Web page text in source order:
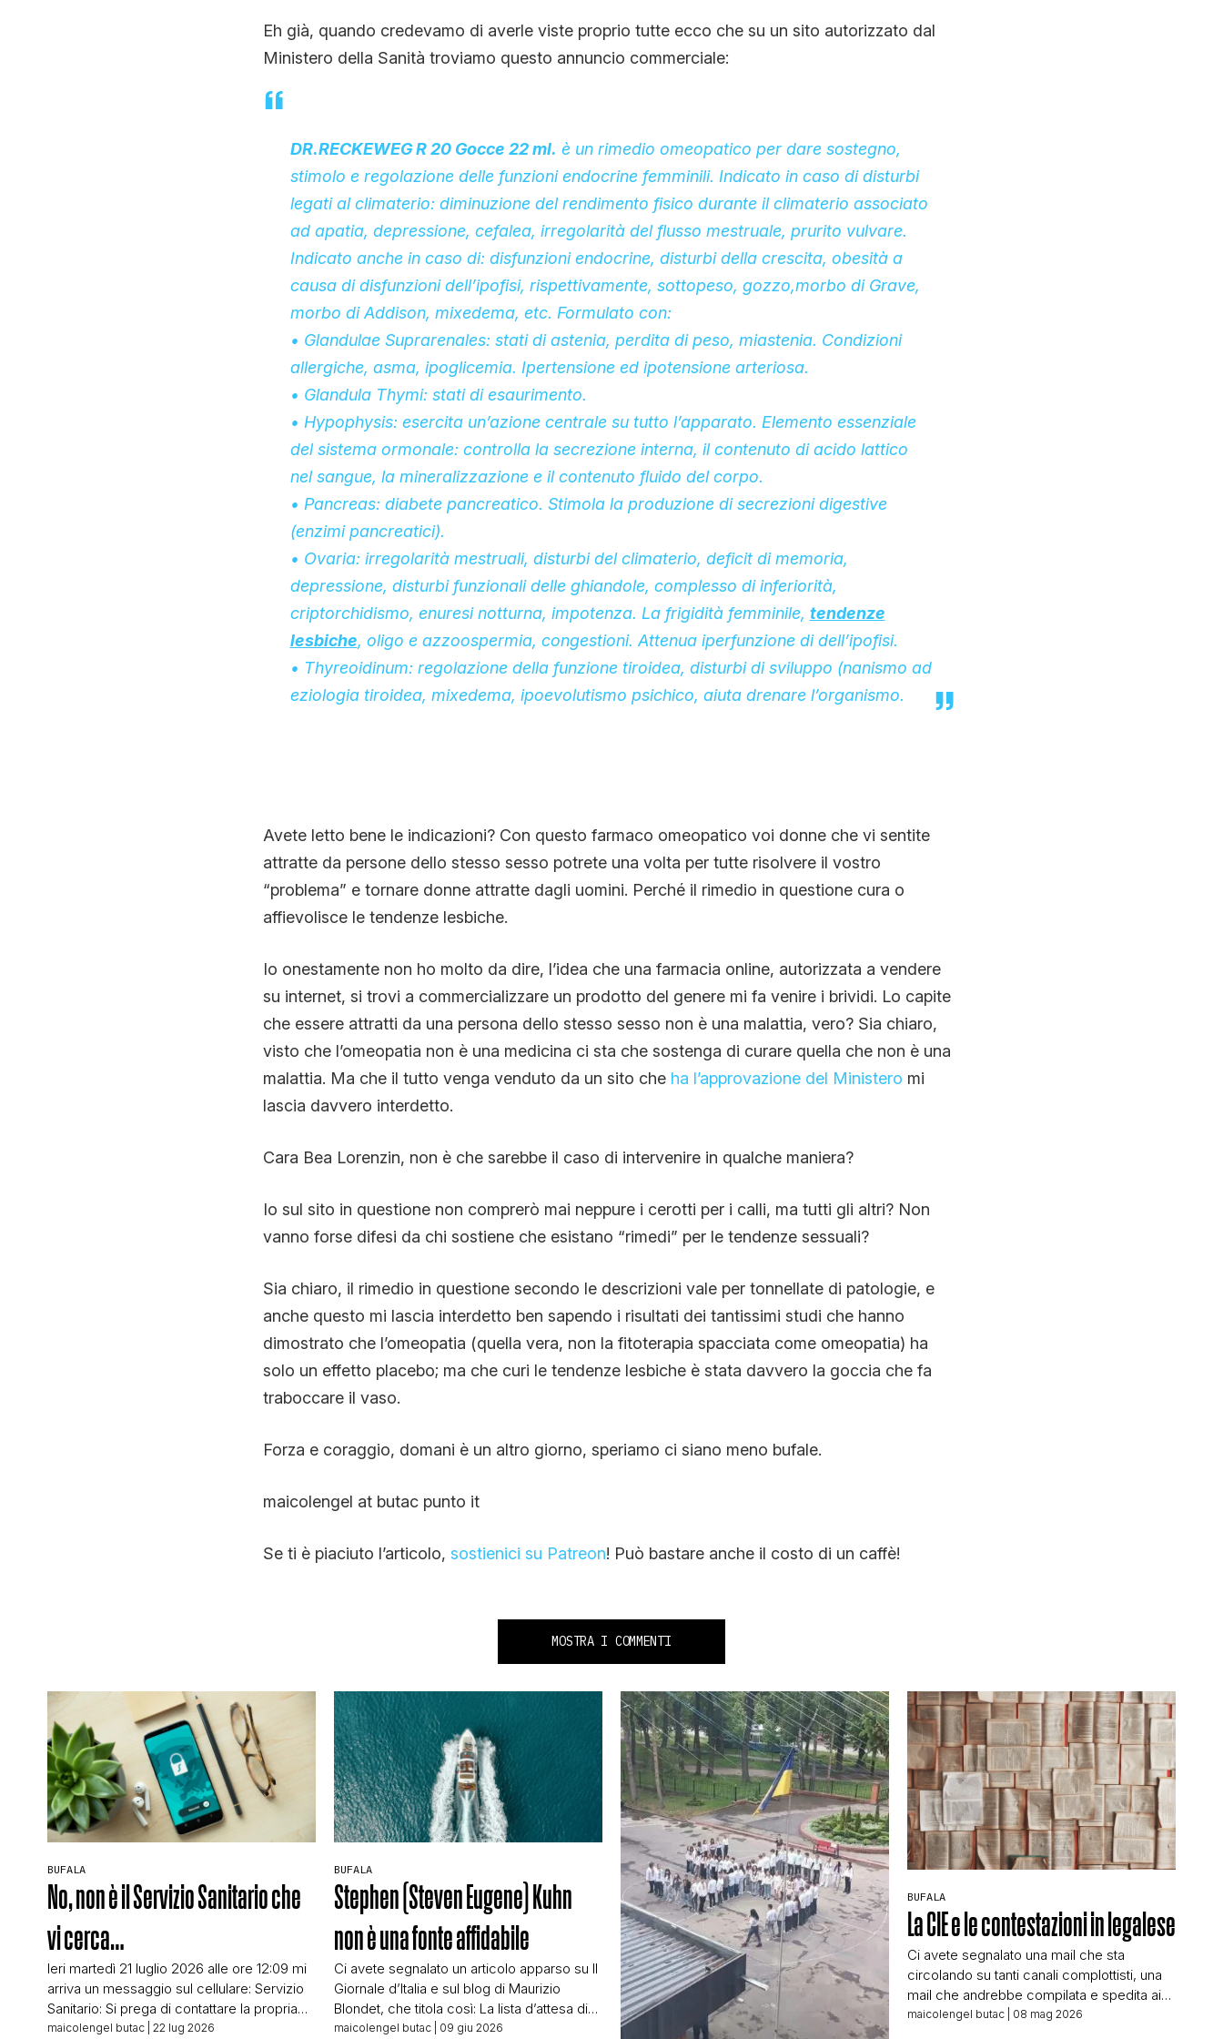
CONTATTI
Eh già, quando credevamo di averle viste proprio tutte ecco che su un sito autorizzato dal
Ministero della Sanità troviamo questo annuncio commerciale:
DR.RECKEWEG R 20 Gocce 22 ml. è un rimedio omeopatico per dare sostegno,
stimolo e regolazione delle funzioni endocrine femminili. Indicato in caso di disturbi
legati al climaterio: diminuzione del rendimento fisico durante il climaterio associato
ad apatia, depressione, cefalea, irregolarità del flusso mestruale, prurito vulvare.
Indicato anche in caso di: disfunzioni endocrine, disturbi della crescita, obesità a
causa di disfunzioni dell’ipofisi, rispettivamente, sottopeso, gozzo,morbo di Grave,
morbo di Addison, mixedema, etc. Formulato con:
• Glandulae Suprarenales: stati di astenia, perdita di peso, miastenia. Condizioni
allergiche, asma, ipoglicemia. Ipertensione ed ipotensione arteriosa.
• Glandula Thymi: stati di esaurimento.
• Hypophysis: esercita un’azione centrale su tutto l’apparato. Elemento essenziale
del sistema ormonale: controlla la secrezione interna, il contenuto di acido lattico
nel sangue, la mineralizzazione e il contenuto fluido del corpo.
• Pancreas: diabete pancreatico. Stimola la produzione di secrezioni digestive
(enzimi pancreatici).
• Ovaria: irregolarità mestruali, disturbi del climaterio, deficit di memoria,
depressione, disturbi funzionali delle ghiandole, complesso di inferiorità,
criptorchidismo, enuresi notturna, impotenza. La frigidità femminile, tendenze
lesbiche, oligo e azzoospermia, congestioni. Attenua iperfunzione di dell’ipofisi.
• Thyreoidinum: regolazione della funzione tiroidea, disturbi di sviluppo (nanismo ad
eziologia tiroidea, mixedema, ipoevolutismo psichico, aiuta drenare l’organismo.
Avete letto bene le indicazioni? Con questo farmaco omeopatico voi donne che vi sentite
attratte da persone dello stesso sesso potrete una volta per tutte risolvere il vostro
“problema” e tornare donne attratte dagli uomini. Perché il rimedio in questione cura o
affievolisce le tendenze lesbiche.
Io onestamente non ho molto da dire, l’idea che una farmacia online, autorizzata a vendere
su internet, si trovi a commercializzare un prodotto del genere mi fa venire i brividi. Lo capite
che essere attratti da una persona dello stesso sesso non è una malattia, vero? Sia chiaro,
visto che l’omeopatia non è una medicina ci sta che sostenga di curare quella che non è una
malattia. Ma che il tutto venga venduto da un sito che ha l’approvazione del Ministero mi
lascia davvero interdetto.
Cara Bea Lorenzin, non è che sarebbe il caso di intervenire in qualche maniera?
Io sul sito in questione non comprerò mai neppure i cerotti per i calli, ma tutti gli altri? Non
vanno forse difesi da chi sostiene che esistano “rimedi” per le tendenze sessuali?
Sia chiaro, il rimedio in questione secondo le descrizioni vale per tonnellate di patologie, e
anche questo mi lascia interdetto ben sapendo i risultati dei tantissimi studi che hanno
dimostrato che l’omeopatia (quella vera, non la fitoterapia spacciata come omeopatia) ha
solo un effetto placebo; ma che curi le tendenze lesbiche è stata davvero la goccia che fa
traboccare il vaso.
Forza e coraggio, domani è un altro giorno, speriamo ci siano meno bufale.
maicolengel at butac punto it
Se ti è piaciuto l’articolo, sostienici su Patreon! Può bastare anche il costo di un caffè!
MOSTRA I COMMENTI
BUFALA
No, non è il Servizio Sanitario che
vi cerca…
Ieri martedì 21 luglio 2026 alle ore 12:09 mi
arriva un messaggio sul cellulare: Servizio
Sanitario: Si prega di contattare la propria
sede ASL di riferimento al numero
maicolengel butac | 22 lug 2026
BUFALA
Stephen (Steven Eugene) Kuhn
non è una fonte affidabile
Ci avete segnalato un articolo apparso su Il
Giornale d’Italia e sul blog di Maurizio
Blondet, che titola così: La lista d’attesa di
quattro anni per l’acquisto di superyacht è
maicolengel butac | 09 giu 2026
BUFALA
La CIE e le contestazioni in legalese
Ci avete segnalato una mail che sta
circolando su tanti canali complottisti, una
mail che andrebbe compilata e spedita ai
Servizi demografici del Comune di
maicolengel butac | 08 mag 2026